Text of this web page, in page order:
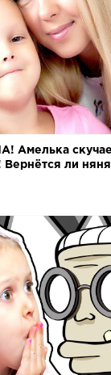
Вернётся ли